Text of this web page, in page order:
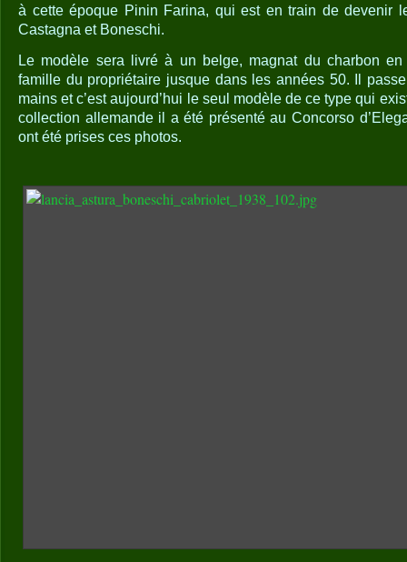
à cette époque Pinin Farina, qui est en train de devenir
Castagna et Boneschi.
Le modèle sera livré à un belge, magnat du charbon
famille du propriétaire jusque dans les années 50. Il
mains et c’est aujourd’hui le seul modèle de ce type qui
collection allemande il a été présenté au Concorso
ont été prises ces photos.